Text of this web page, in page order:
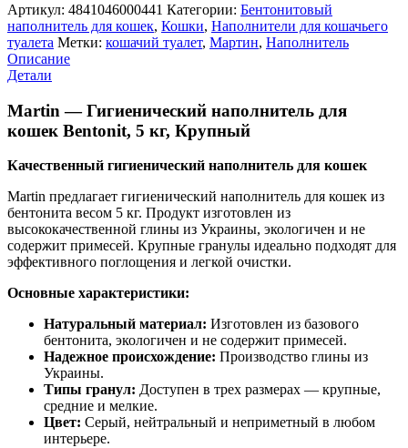
Артикул: 4841046000441 Категории: Бентонитовый
наполнитель для кошек, Кошки, Наполнители для кошачьего
туалета Метки: кошачий туалет, Мартин, Наполнитель
Описание
Детали
Martin — Гигиенический наполнитель для
кошек Bentonit, 5 кг, Крупный
Качественный гигиенический наполнитель для кошек
Martin предлагает гигиенический наполнитель для кошек из
бентонита весом 5 кг. Продукт изготовлен из
высококачественной глины из Украины, экологичен и не
содержит примесей. Крупные гранулы идеально подходят для
эффективного поглощения и легкой очистки.
Основные характеристики:
Натуральный материал: Изготовлен из базового
бентонита, экологичен и не содержит примесей.
Надежное происхождение: Производство глины из
Украины.
Типы гранул: Доступен в трех размерах — крупные,
средние и мелкие.
Цвет: Серый, нейтральный и неприметный в любом
интерьере.